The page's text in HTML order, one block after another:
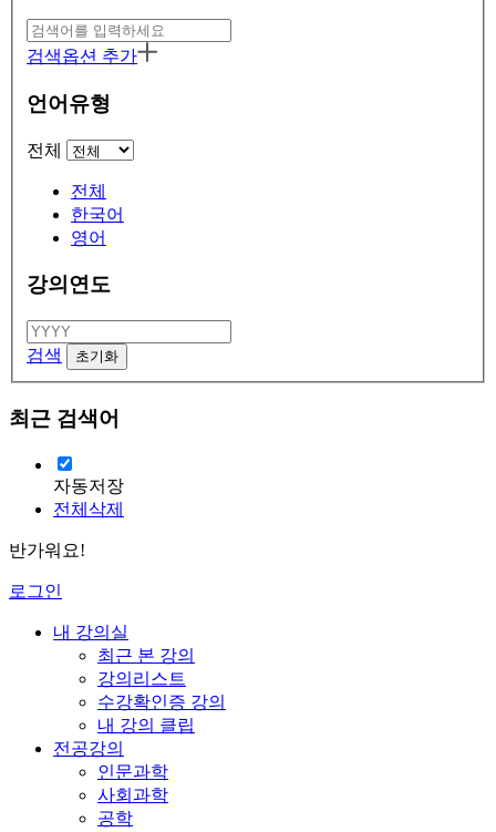
검색옵션 추가
언어유형
전체
전체
한국어
영어
강의연도
검색
최근 검색어
자동저장
전체삭제
반가워요!
로그인
내 강의실
최근 본 강의
강의리스트
수강확인증 강의
내 강의 클립
전공강의
인문과학
사회과학
공학